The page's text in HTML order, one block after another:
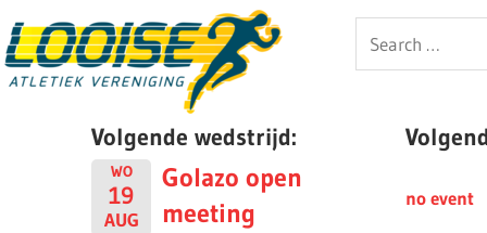
to
content
Looise
Search
for:
Volgende wedstrijd:
WO
19
AUG
Golazo open
meeting
no event